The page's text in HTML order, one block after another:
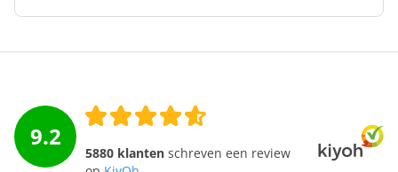
9.2
5880 klanten schreven een review